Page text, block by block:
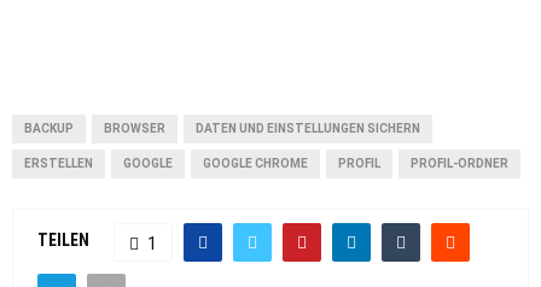
BACKUP BROWSER DATEN UND EINSTELLUNGEN SICHERN
ERSTELLEN GOOGLE GOOGLE CHROME PROFIL PROFIL-ORDNER
TEILEN 1